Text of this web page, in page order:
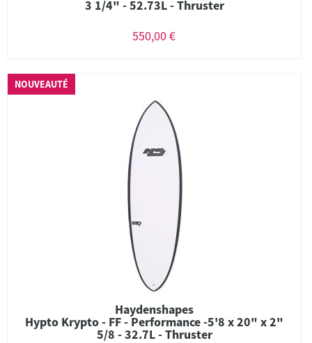
3 1/4" - 52.73L - Thruster
550,00 €
NOUVEAUTÉ
Haydenshapes
Hypto Krypto - FF - Performance -5'8 x 20" x 2"
5/8 - 32.7L - Thruster